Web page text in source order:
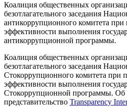
Коалиция общественных
безотлагательного заседания
антикоррупционного комитета при
эффективности выполнения
антикоррупционной программы.
Коалиция общественных
безотлагательного заседания
Стокоррупционного комитета при
эффективности выполнения
Стокоррупционной программы. Об
представительство Transparency